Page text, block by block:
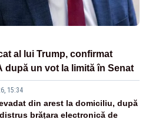
al lui Trump, confirmat
după un vot la limită în Senat
15:34
din arest la domiciliu, după
brățara electronică de